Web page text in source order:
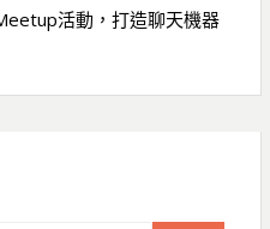
活動，打造聊天機器